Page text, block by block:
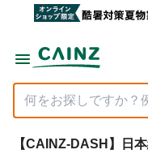
【CAINZ-DASH】日